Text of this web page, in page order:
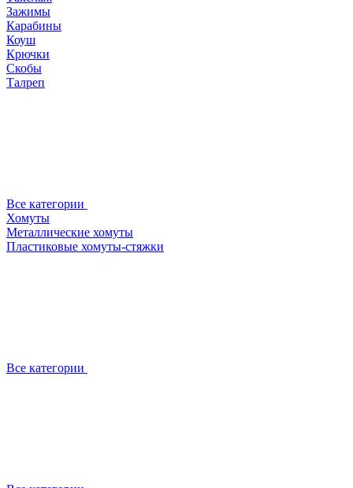
Зажимы
Карабины
Коуш
Крючки
Скобы
Талреп
Все категории
Хомуты
Металлические хомуты
Пластиковые хомуты-стяжки
Все категории